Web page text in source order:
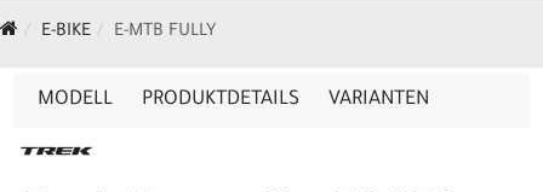
E-BIKE E-MTB FULLY
MODELL PRODUKTDETAILS VARIANTEN